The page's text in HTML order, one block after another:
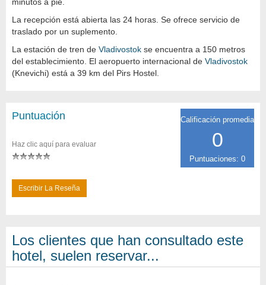
La recepción está abierta las 24 horas. Se ofrece servicio de
traslado por un suplemento.
La estación de tren de Vladivostok se encuentra a 150 metros
del establecimiento. El aeropuerto internacional de Vladivostok
(Knevichi) está a 39 km del Pirs Hostel.
Calificación promedia
0
Puntuaciones: 0
Puntuación
Haz clic aquí para evaluar
Escribir La Reseña
Los clientes que han consultado este
hotel, suelen reservar...